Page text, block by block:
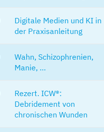
Digitale Medien und KI in
der Praxisanleitung
Wahn, Schizophrenien,
Manie, …
Rezert. ICW®:
Debridement von
chronischen Wunden